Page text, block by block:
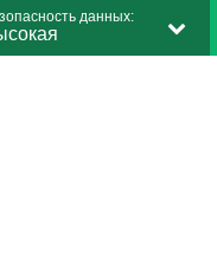
данных: